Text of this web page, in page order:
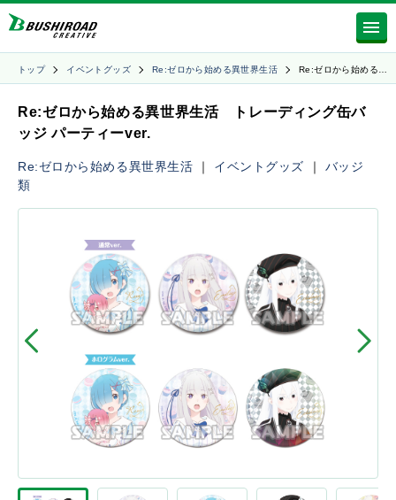
トップ イベントグッズ Re:ゼロから始める異世界生活 Re:ゼロから始める…
Re:ゼロから始める異世界生活 トレーディング缶バ
ッジ パーティーver.
Re:ゼロから始める異世界生活 ｜ イベントグッズ ｜ バッジ
類